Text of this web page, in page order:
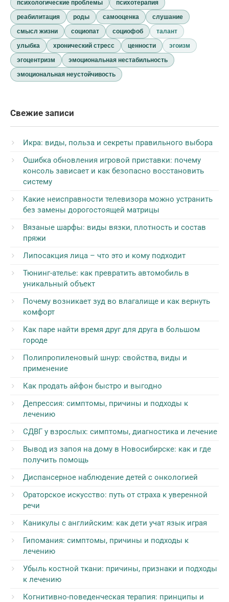
психологические проблемы
психотерапия
реабилитация
роды самооценка
слушание
смысл жизни
социопат социофоб
талант
улыбка
хронический стресс ценности
эгоизм
эгоцентризм
эмоциональная нестабильность
эмоциональная неустойчивость
Свежие записи
Икра: виды, польза и секреты правильного выбора
Ошибка обновления игровой приставки: почему
консоль зависает и как безопасно восстановить
систему
Какие неисправности телевизора можно устранить
без замены дорогостоящей матрицы
Вязаные шарфы: виды вязки, плотность и состав
пряжи
Липосакция лица – что это и кому подходит
Тюнинг-ателье: как превратить автомобиль в
уникальный объект
Почему возникает зуд во влагалище и как вернуть
комфорт
Как паре найти время друг для друга в большом
городе
Полипропиленовый шнур: свойства, виды и
применение
Как продать айфон быстро и выгодно
Депрессия: симптомы, причины и подходы к
лечению
СДВГ у взрослых: симптомы, диагностика и лечение
Вывод из запоя на дому в Новосибирске: как и где
получить помощь
Диспансерное наблюдение детей с онкологией
Ораторское искусство: путь от страха к уверенной
речи
Каникулы с английским: как дети учат язык играя
Гипомания: симптомы, причины и подходы к
лечению
Убыль костной ткани: причины, признаки и подходы
к лечению
Когнитивно-поведенческая терапия: принципы и